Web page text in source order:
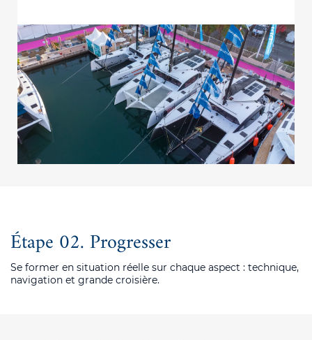
Étape 02. Progresser
Se former en situation réelle sur chaque aspect : technique,
navigation et grande croisière.